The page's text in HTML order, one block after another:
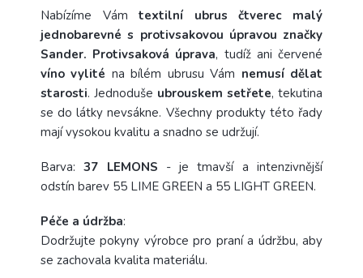
Nabízíme Vámtextilní ubrus čtverec malý
jednobarevné s protivsakovou úpravou značky
Sander. Protivsaková úprava, tudíž ani červené
víno vylité na bílém ubrusu Vám nemusí dělat
starosti. Jednoduše ubrouskem setřete, tekutina
se do látky nevsákne. Všechny produkty této řady
mají vysokou kvalitu a snadno se udržují.
Barva: 37 LEMONS - je tmavší a intenzivnější
odstín barev 55 LIME GREEN a 55 LIGHT GREEN.
Péče a údržba:
Dodržujte pokyny výrobce pro praní a údržbu, aby
se zachovala kvalita materiálu.